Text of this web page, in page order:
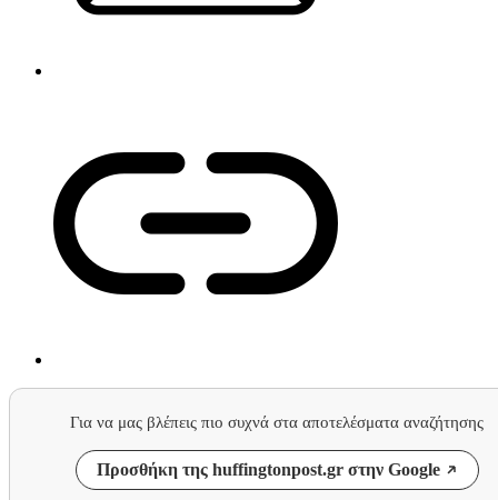
Για να μας βλέπεις πιο συχνά στα αποτελέσματα αναζήτησης
Προσθήκη της huffingtonpost.gr στην Google